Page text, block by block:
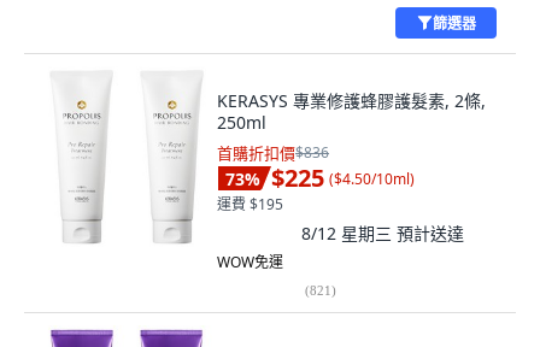
篩選器
KERASYS 專業修護蜂膠護髮素, 2條,
250ml
首購折扣價$836
73% $225 ($4.50/10ml)
運費 $195
8/12 星期三 預計送達
WOW免運
(821)